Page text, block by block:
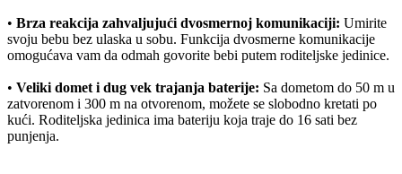
• Brza reakcija zahvaljujući dvosmernoj komunikaciji: Umirite
svoju bebu bez ulaska u sobu. Funkcija dvosmerne komunikacije
omogućava vam da odmah govorite bebi putem roditeljske jedinice.
• Veliki domet i dug vek trajanja baterije: Sa dometom do 50 m u
zatvorenom i 300 m na otvorenom, možete se slobodno kretati po
kući. Roditeljska jedinica ima bateriju koja traje do 16 sati bez
punjenja.